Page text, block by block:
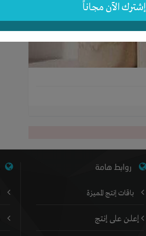
إشترك الآن مجاناً
روابط هامة
باقات إنتج المميزة
إعلن على إنتج